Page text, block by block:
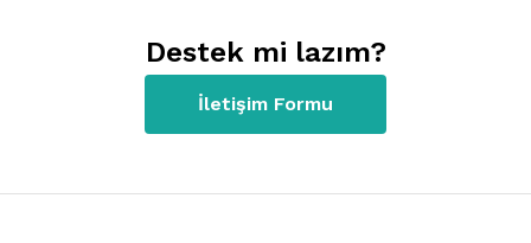
Destek mi lazım?
İletişim Formu